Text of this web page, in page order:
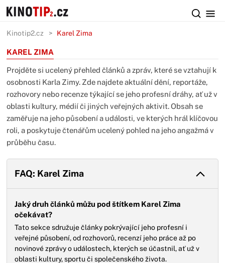
Kinotip2.cz Karel Zima
KAREL ZIMA
Projděte si ucelený přehled článků a zpráv, které se vztahují k
osobnosti Karla Zimy. Zde najdete aktuální dění, reportáže,
rozhovory nebo recenze týkající se jeho profesní dráhy, ať už v
oblasti kultury, médií či jiných veřejných aktivit. Obsah se
zaměřuje na jeho působení a události, ve kterých hrál klíčovou
roli, a poskytuje čtenářům ucelený pohled na jeho angažmá v
průběhu času.
FAQ: Karel Zima
Jaký druh článků můžu pod štítkem Karel Zima
očekávat?
Tato sekce sdružuje články pokrývající jeho profesní i
veřejné působení, od rozhovorů, recenzí jeho práce až po
novinové zprávy o událostech, kterých se účastnil, ať už v
oblasti kultury, sportu či společenského života.